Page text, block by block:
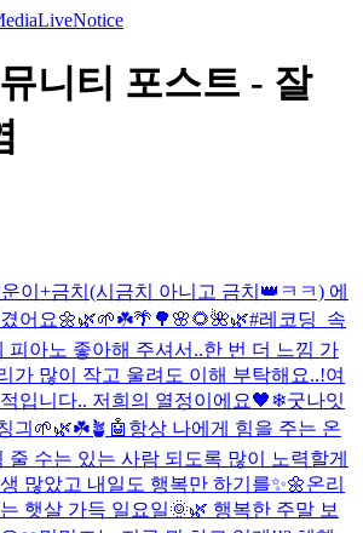
LiveNotice
니티 포스트 - 잘
이+금치(시금치 아니고 금치👑ㅋㅋ) 에
어요🌼🌿🌱☘️🌴🌳🌸🌻🌺🌿#레코딩_속
피아노 좋아해 주셔서..한 번 더 느낌 가
가 많이 작고 울려도 이해 부탁해요..!여
입니다.. 저희의 열정이에요🖤❄굿나잇
긔🌱🌿☘️🪴 🤖 항상 나에게 힘을 주는 온
줄 수는 있는 사람 되도록 많이 노력할게
많았고 내일도 행복만 하기를✨🌼온리
햇살 가득 일요일🌞🌿 행복한 주말 보